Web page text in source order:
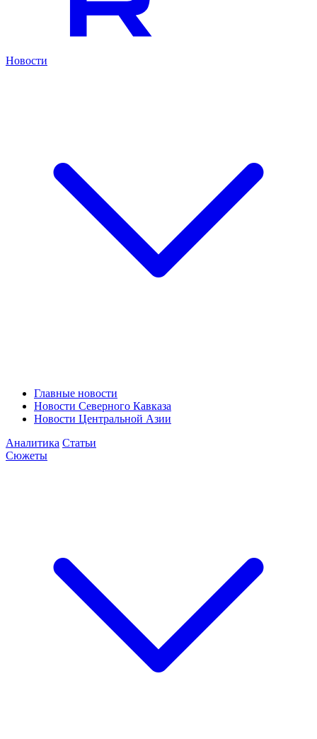
Новости
Главные новости
Новости Северного Кавказа
Новости Центральной Азии
Аналитика Статьи
Сюжеты